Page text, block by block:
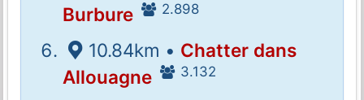
Burbure
2.898
10.84km • Chatter dans
Allouagne
3.132